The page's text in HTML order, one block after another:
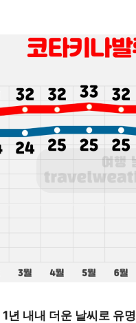
1년 내내 더운 날씨로 유명